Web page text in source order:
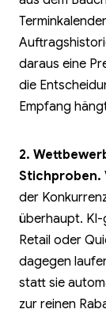
daraus eine
die
Empfang
2.
Stichproben.
der
überhaupt. KI-
Retail oder
dagegen
statt sie
zur reinen